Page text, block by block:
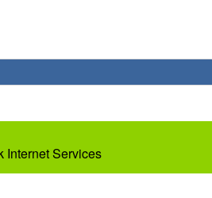
Internet Services